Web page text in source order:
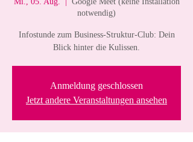
notwendig)
Infostunde zum Business-Struktur-Club: Dein
Blick hinter die Kulissen.
Anmeldung geschlossen
Jetzt andere Veranstaltungen ansehen